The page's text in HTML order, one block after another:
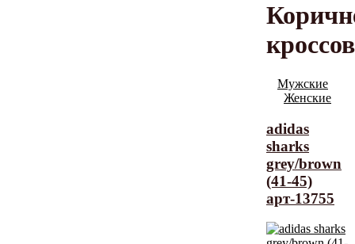
Мужские
Женские
adidas
sharks
grey/brown
(41-45)
арт-13755